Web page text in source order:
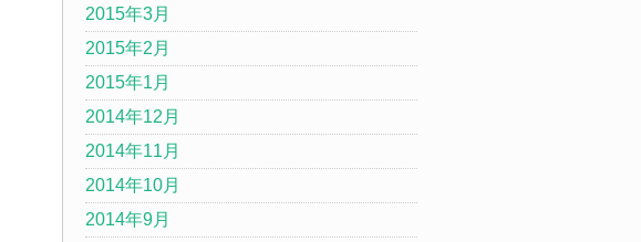
2015年3月
2015年2月
2015年1月
2014年12月
2014年11月
2014年10月
2014年9月